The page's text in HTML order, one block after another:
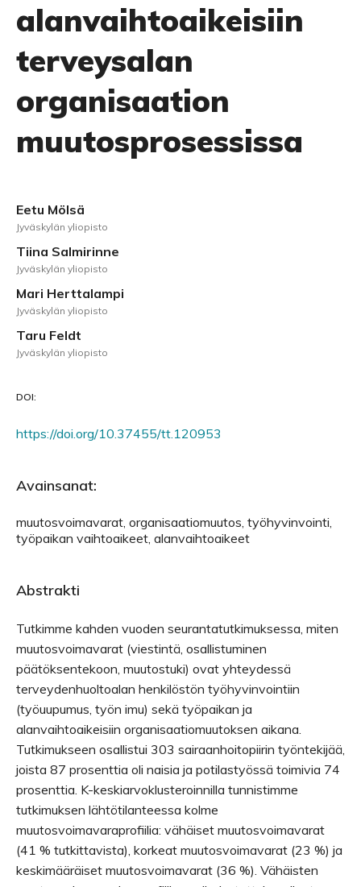
alanvaihtoaikeisiin
terveysalan
organisaation
muutosprosessissa
Eetu Mölsä
Jyväskylän yliopisto
Tiina Salmirinne
Jyväskylän yliopisto
Mari Herttalampi
Jyväskylän yliopisto
Taru Feldt
Jyväskylän yliopisto
DOI:
https://doi.org/10.37455/tt.120953
Avainsanat:
muutosvoimavarat, organisaatiomuutos, työhyvinvointi,
työpaikan vaihtoaikeet, alanvaihtoaikeet
Abstrakti
Tutkimme kahden vuoden seurantatutkimuksessa, miten
muutosvoimavarat (viestintä, osallistuminen
päätöksentekoon, muutostuki) ovat yhteydessä
terveydenhuoltoalan henkilöstön työhyvinvointiin
(työuupumus, työn imu) sekä työpaikan ja
alanvaihtoaikeisiin organisaatiomuutoksen aikana.
Tutkimukseen osallistui 303 sairaanhoitopiirin työntekijää,
joista 87 prosenttia oli naisia ja potilastyössä toimivia 74
prosenttia. K-­keskiarvoklusteroinnilla tunnistimme
tutkimuksen lähtötilanteessa kolme
muutosvoimavaraprofiilia: vähäiset muutosvoimavarat
(41 % tutkittavista), korkeat muutosvoimavarat (23 %) ja
keskimääräiset muutosvoimavarat (36 %). Vähäisten